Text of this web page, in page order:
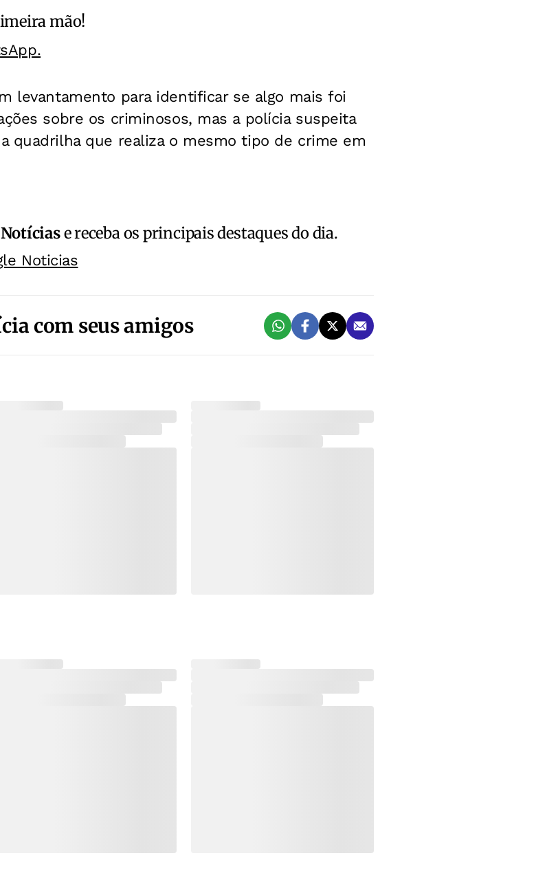
mão!
levantamento para identificar se algo mais foi
sobre os criminosos, mas a polícia suspeita
quadrilha que realiza o mesmo tipo de crime em
e receba os principais destaques do dia.
Noticias
com seus amigos